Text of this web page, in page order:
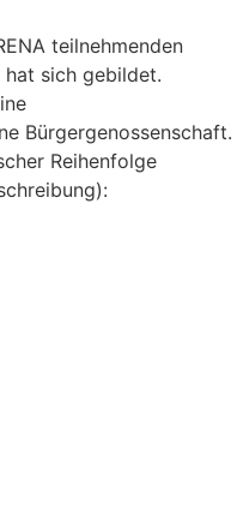
teilnehmenden
sich gebildet.
Bürgergenossenschaft.
Reihenfolge